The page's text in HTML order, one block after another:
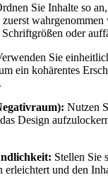
Sie Inhalte so
wahrgenommen
oder
Sie
ein kohärentes
Nutzen
Design
Stellen Sie
erleichtert und den